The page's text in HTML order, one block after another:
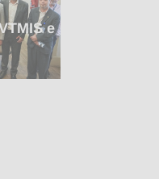
e